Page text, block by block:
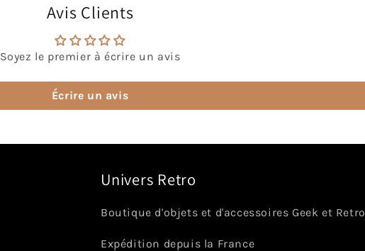
Avis Clients
Soyez le premier à écrire un avis
Écrire un avis
Univers Retro
Boutique d'objets et d'accessoires Geek et Retro
Expédition depuis la France